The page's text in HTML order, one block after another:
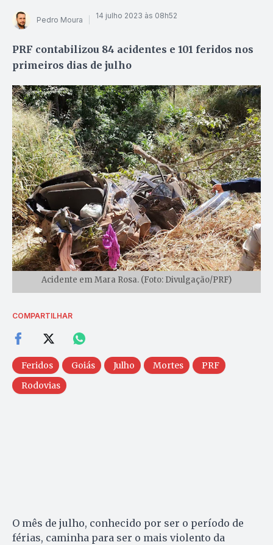
Pedro Moura 14 julho 2023 às 08h52
PRF contabilizou 84 acidentes e 101 feridos nos
primeiros dias de julho
Acidente em Mara Rosa. (Foto: Divulgação/PRF)
COMPARTILHAR
Feridos Goiás Julho Mortes
PRF
Rodovias
O mês de julho, conhecido por ser o período de
férias, caminha para ser o mais violento da